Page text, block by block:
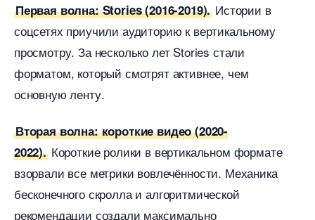
Первая волна: Stories (2016-2019). Истории
соцсетях приучили аудиторию к вертикальному
просмотру. За несколько лет Stories стали
форматом, который смотрят активнее, чем
основную ленту.
торая волна: короткие видео (2020-
2022).Короткие ролики в вертикальном формате
зорвали все метрики вовлечённости. Механика
есконечного скролла и алгоритмической
рекомендации создали максимально